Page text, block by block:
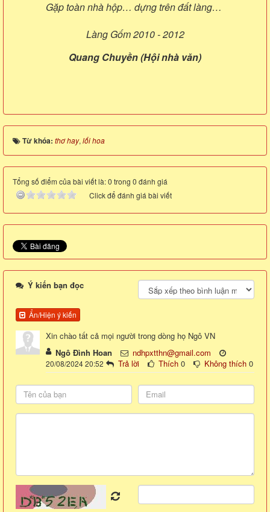
Gặp toàn nhà hộp… dựng trên đất làng…
Làng Gốm 2010 - 2012
Quang Chuyền (Hội nhà văn)
Từ khóa: thơ hay, lối hoa
Tổng số điểm của bài viết là: 0 trong 0 đánh giá
Click để đánh giá bài viết
Ý kiến bạn đọc
Ẩn/Hiện ý kiến
Xin chào tất cả mọi người trong dòng họ Ngô VN
Ngô Đình Hoan
ndhpxtthn@gmail.com
20/08/2024 20:52 Trả lời Thích 0 Không thích 0